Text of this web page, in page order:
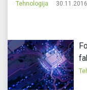
Tehnologija